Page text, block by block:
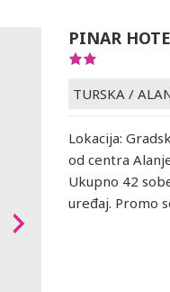
PINAR
TURSKA /
Lokacija:
od centra
Ukupno 42
uređaj. Promo